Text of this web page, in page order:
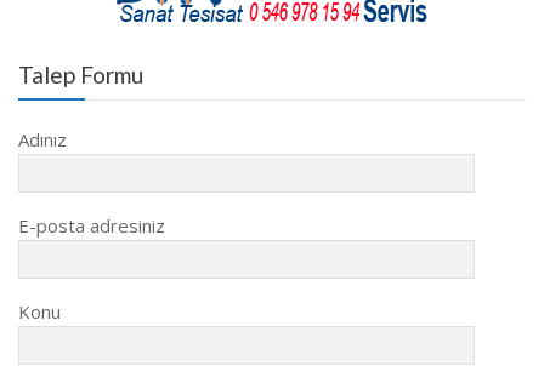
Talep Formu
Adınız
E-posta adresiniz
Konu